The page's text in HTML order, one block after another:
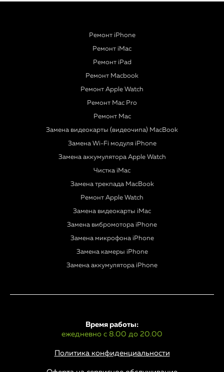
Ремонт iPhone
Ремонт iMac
Ремонт iPad
Ремонт Macbook
Ремонт Apple Watch
Ремонт Mac Pro
Ремонт Mac
Замена видеокарты (видеочипа) MacBook
Замена Wi-Fi модуля iPhone
Замена аккумулятора Apple Watch
Чистка iMac
Замена трекпада MacBook
Ремонт Apple Watch
Замена видеокарты iMac
Замена вибромотора iPhone
Замена микрофона iPhone
Замена камеры iPhone
Замена аккумулятора iPhone
Политика конфиденциальности
Время работы:
ежедневно с 8.00 до 20.00